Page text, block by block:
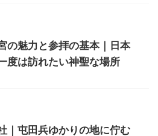
の魅力と参拝の基本｜日本
度は訪れたい神聖な場所
｜屯田兵ゆかりの地に佇む